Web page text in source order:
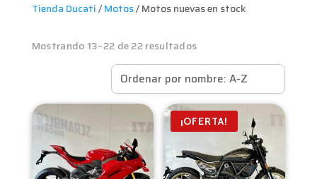
Tienda Ducati/Motos/ Motos nuevas en stock
Mostrando 13–22 de 22 resultados
¡OFERTA!